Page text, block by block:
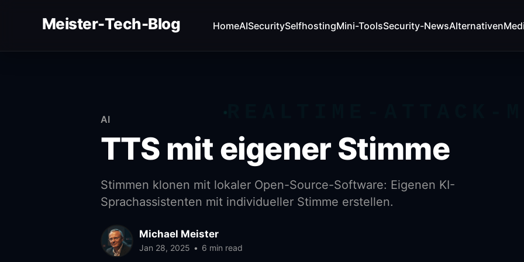
REALTIME-ATTACK-
Meister-Tech-Blog HomeAISecuritySelfhostingMini-ToolsSecurity-NewsAlternativen
AI
TTS mit eigener Stimme
Stimmen klonen mit lokaler Open-Source-Software: Eigenen KI-
Sprachassistenten mit individueller Stimme erstellen.
Michael Meister
Jan 28, 2025 • 6 min read